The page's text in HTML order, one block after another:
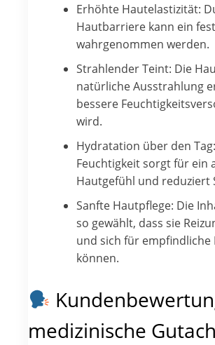
Erhöhte Hautelastizität:
Hautbarriere kann ein
wahrgenommen werden.
Strahlender Teint: Die
natürliche Ausstrahlung
bessere
wird.
Hydratation über den
Feuchtigkeit sorgt für ein
Hautgefühl und reduziert
Sanfte Hautpflege: Die
so gewählt, dass sie
und sich für empfindliche
können.
medizinische